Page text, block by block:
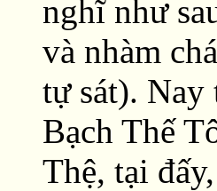
nghĩ như
và nhàm
tự sát). Nay
Bạch Thế
Thệ, tại